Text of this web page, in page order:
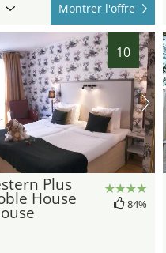
Montrer l'offre
10
Plus
House 84%